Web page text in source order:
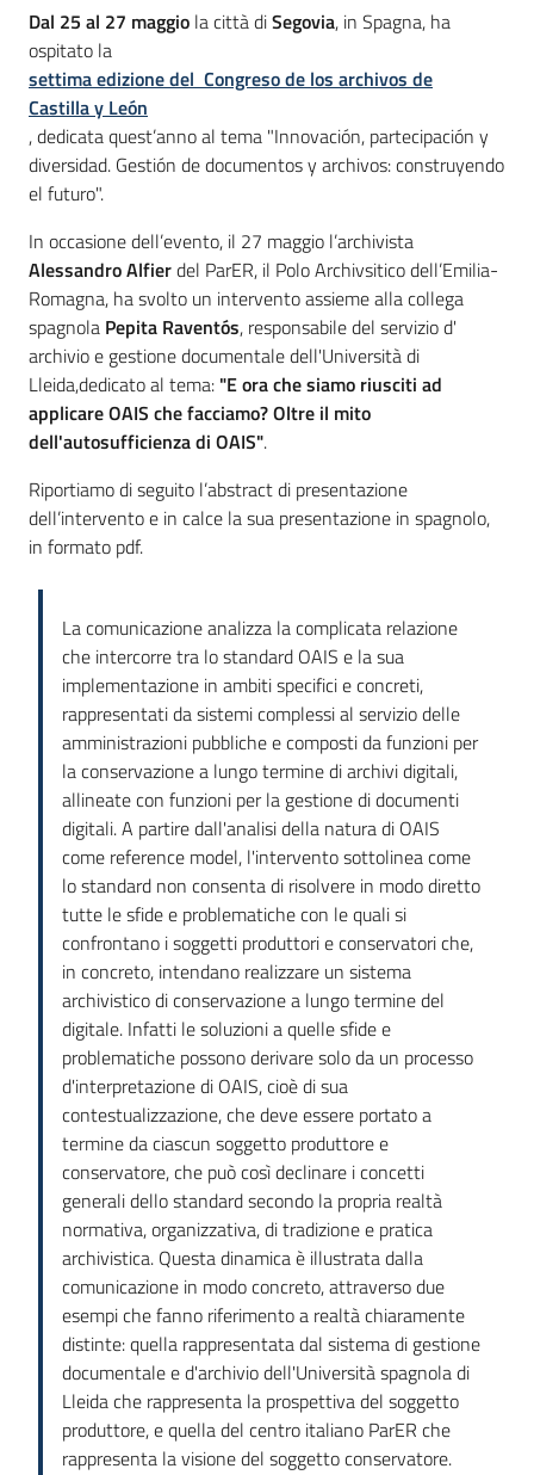
Introduzione
Dal 25 al 27 maggio la città diSegovia, in Spagna, ha
ospitato la
settima edizione del Congreso de los archivos de
Castilla y León
, dedicata quest’anno al tema "Innovación, partecipación y
diversidad. Gestión de documentos y archivos: construyendo
el futuro".
In occasione dell’evento, il 27 maggio l’archivista
Alessandro Alfierdel ParER, il Polo Archivsitico dell’Emilia-
Romagna, ha svolto un intervento assieme alla collega
spagnola Pepita Raventós, responsabile del servizio d'
archivio e gestione documentale dell'Università di
Lleida,dedicato al tema: "E ora che siamo riusciti ad
applicare OAIS che facciamo? Oltre il mito
dell'autosufficienza di OAIS".
Riportiamo di seguito l’abstract di presentazione
dell’intervento e in calce la sua presentazione in spagnolo,
in formato pdf.
La comunicazione analizza la complicata relazione
che intercorre tra lo standard OAIS e la sua
implementazione in ambiti specifici e concreti,
rappresentati da sistemi complessi al servizio delle
amministrazioni pubbliche e composti da funzioni per
la conservazione a lungo termine di archivi digitali,
allineate con funzioni per la gestione di documenti
digitali. A partire dall'analisi della natura di OAIS
come reference model, l'intervento sottolinea come
lo standard non consenta di risolvere in modo diretto
tutte le sfide e problematiche con le quali si
confrontano i soggetti produttori e conservatori che,
in concreto, intendano realizzare un sistema
archivistico di conservazione a lungo termine del
digitale. Infatti le soluzioni a quelle sfide e
problematiche possono derivare solo da un processo
d'interpretazione di OAIS, cioè di sua
contestualizzazione, che deve essere portato a
termine da ciascun soggetto produttore e
conservatore, che può così declinare i concetti
generali dello standard secondo la propria realtà
normativa, organizzativa, di tradizione e pratica
archivistica. Questa dinamica è illustrata dalla
comunicazione in modo concreto, attraverso due
esempi che fanno riferimento a realtà chiaramente
distinte: quella rappresentata dal sistema di gestione
documentale e d'archivio dell'Università spagnola di
Lleida che rappresenta la prospettiva del soggetto
produttore, e quella del centro italiano ParER che
rappresenta la visione del soggetto conservatore.